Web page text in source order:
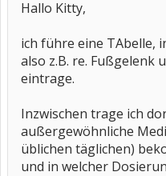
Hallo Kitty,
ich führe eine TAbelle,
also z.B. re. Fußgelenk
eintrage.
Inzwischen trage ich
außergewöhnliche
üblichen täglichen)
und in welcher